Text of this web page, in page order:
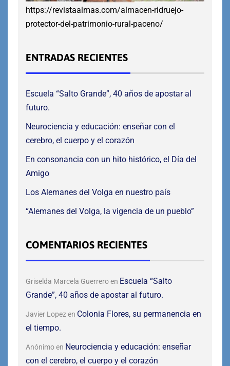
https://revistaalmas.com/almacen-ridruejo-
protector-del-patrimonio-rural-paceno/
ENTRADAS RECIENTES
Escuela “Salto Grande”, 40 años de apostar al
futuro.
Neurociencia y educación: enseñar con el
cerebro, el cuerpo y el corazón
En consonancia con un hito histórico, el Día del
Amigo
Los Alemanes del Volga en nuestro país
“Alemanes del Volga, la vigencia de un pueblo”
COMENTARIOS RECIENTES
Griselda Marcela Guerreroen Escuela “Salto
Grande”, 40 años de apostar al futuro.
Javier Lopezen Colonia Flores, su permanencia en
el tiempo.
Anónimoen Neurociencia y educación: enseñar
con el cerebro, el cuerpo y el corazón